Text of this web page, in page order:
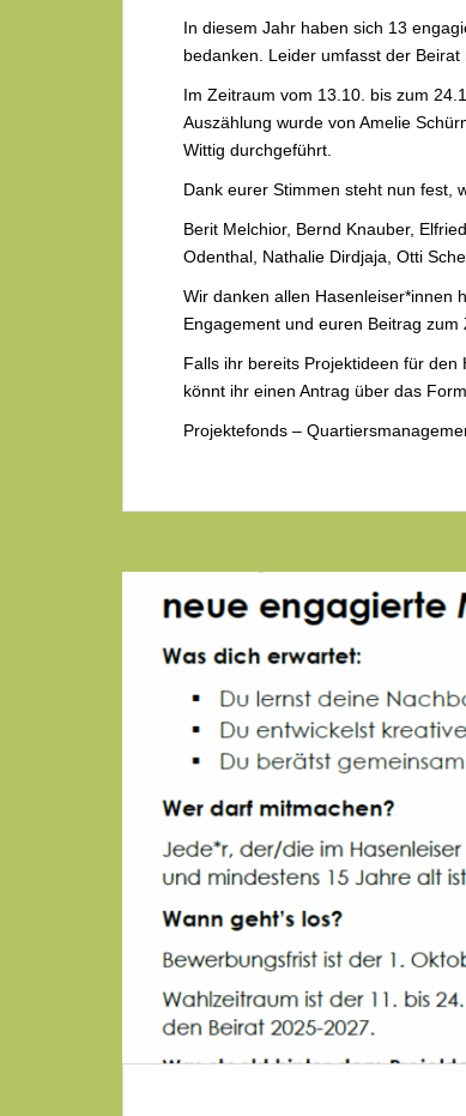
In diesem Jahr haben sich 13
bedanken. Leider umfasst der Beirat
Im Zeitraum vom 13.10. bis zum
Auszählung wurde von Amelie
Wittig durchgeführt.
Dank eurer Stimmen steht nun fest,
Berit Melchior, Bernd Knauber,
Odenthal, Nathalie Dirdjaja, Otti
Wir danken allen Hasenleiser*innen
Engagement und euren Beitrag
Falls ihr bereits Projektideen für den
könnt ihr einen Antrag über das
Projektefonds –